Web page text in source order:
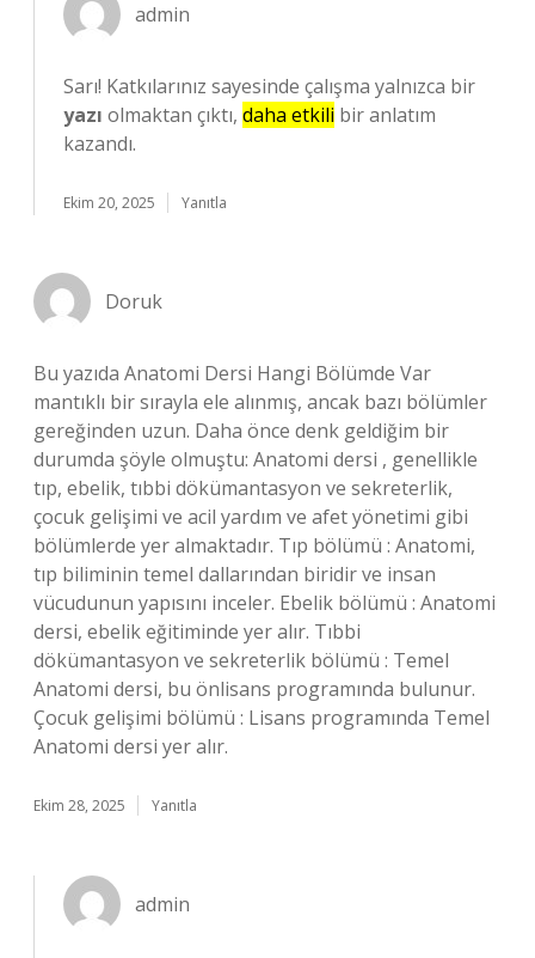
admin
Sarı! Katkılarınız sayesinde çalışma yalnızca bir
yazı olmaktan çıktı, daha etkili bir anlatım
kazandı.
Ekim 20, 2025 Yanıtla
Doruk
Bu yazıda Anatomi Dersi Hangi Bölümde Var
mantıklı bir sırayla ele alınmış, ancak bazı bölümler
gereğinden uzun. Daha önce denk geldiğim bir
durumda şöyle olmuştu: Anatomi dersi , genellikle
tıp, ebelik, tıbbi dökümantasyon ve sekreterlik,
çocuk gelişimi ve acil yardım ve afet yönetimi gibi
bölümlerde yer almaktadır. Tıp bölümü : Anatomi,
tıp biliminin temel dallarından biridir ve insan
vücudunun yapısını inceler. Ebelik bölümü : Anatomi
dersi, ebelik eğitiminde yer alır. Tıbbi
dökümantasyon ve sekreterlik bölümü : Temel
Anatomi dersi, bu önlisans programında bulunur.
Çocuk gelişimi bölümü : Lisans programında Temel
Anatomi dersi yer alır.
Ekim 28, 2025 Yanıtla
admin